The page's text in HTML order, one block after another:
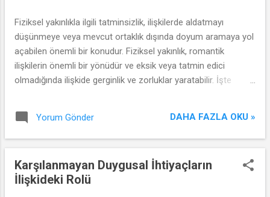
Fiziksel yakınlıkla ilgili tatminsizlik, ilişkilerde aldatmayı
düşünmeye veya mevcut ortaklık dışında doyum aramaya yol
açabilen önemli bir konudur. Fiziksel yakınlık, romantik
ilişkilerin önemli bir yönüdür ve eksik veya tatmin edici
olmadığında ilişkide gerginlik ve zorluklar yaratabilir. İşte
Yorum Gönder DAHA FAZLA OKU »
Karşılanmayan Duygusal İhtiyaçların
İlişkideki Rolü